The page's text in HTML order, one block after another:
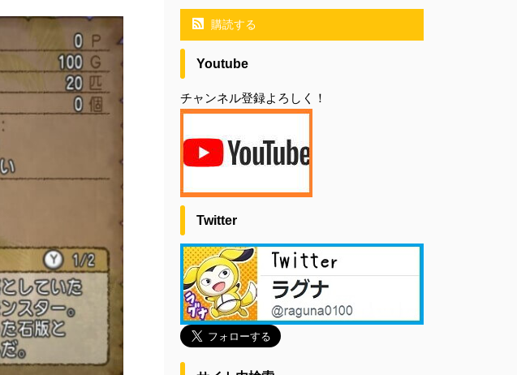
購読する
Youtube
チャンネル登録よろしく！
Twitter